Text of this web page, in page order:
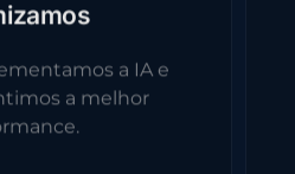
a IA e
a melhor